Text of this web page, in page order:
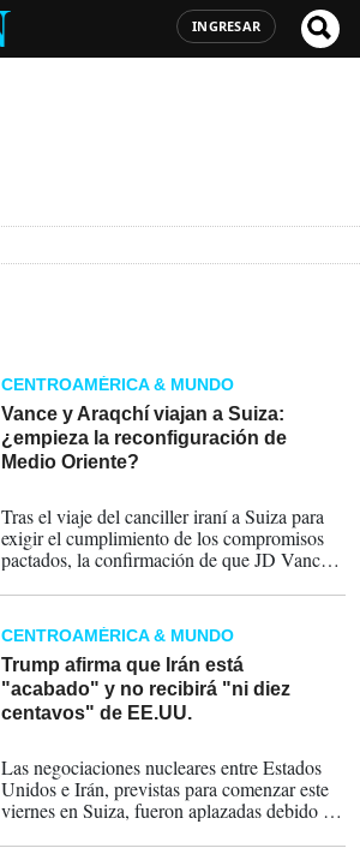
INGRESAR
CENTROAMÉRICA & MUNDO
Vance y Araqchí viajan a Suiza:
¿empieza la reconfiguración de
Medio Oriente?
Tras el viaje del canciller iraní a Suiza para
exigir el cumplimiento de los compromisos
pactados, la confirmación de que JD Vance
ronda de negociaciones transforma una
reunión técnica en un encuentro de alto nivel
político.
CENTROAMÉRICA & MUNDO
Trump afirma que Irán está
"acabado" y no recibirá "ni diez
centavos" de EE.UU.
Las negociaciones nucleares entre Estados
Unidos e Irán, previstas para comenzar este
viernes en Suiza, fueron aplazadas debido a